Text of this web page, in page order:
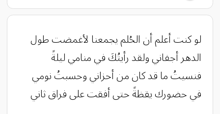
لو كنت أعلم أن الحُلم يجمعنا لأغمضت طول
الدهر أجفاني ولقد رأيتُكَ في منامي ليلةً
فنسيتُ ما قد كان من أحزاني وحسبتُ نومي
في حضورك يقظةً حتى أفقت على فراق ثاني